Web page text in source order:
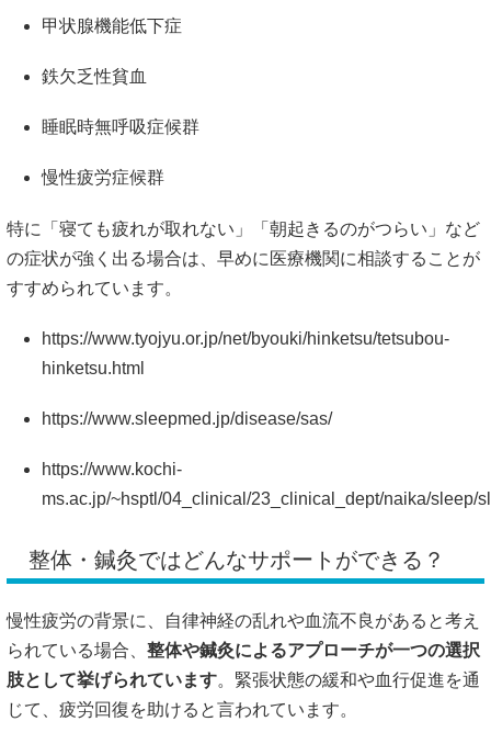
甲状腺機能低下症
鉄欠乏性貧血
睡眠時無呼吸症候群
慢性疲労症候群
特に「寝ても疲れが取れない」「朝起きるのがつらい」など
の症状が強く出る場合は、早めに医療機関に相談することが
すすめられています。
https://www.tyojyu.or.jp/net/byouki/hinketsu/tetsubou-
hinketsu.html
https://www.sleepmed.jp/disease/sas/
https://www.kochi-
ms.ac.jp/~hsptl/04_clinical/23_clinical_dept/naika/sleep/
整体・鍼灸ではどんなサポートができる？
慢性疲労の背景に、自律神経の乱れや血流不良があると考え
られている場合、 整体や鍼灸によるアプローチが一つの選択
肢として挙げられています。緊張状態の緩和や血行促進を通
じて、疲労回復を助けると言われています。